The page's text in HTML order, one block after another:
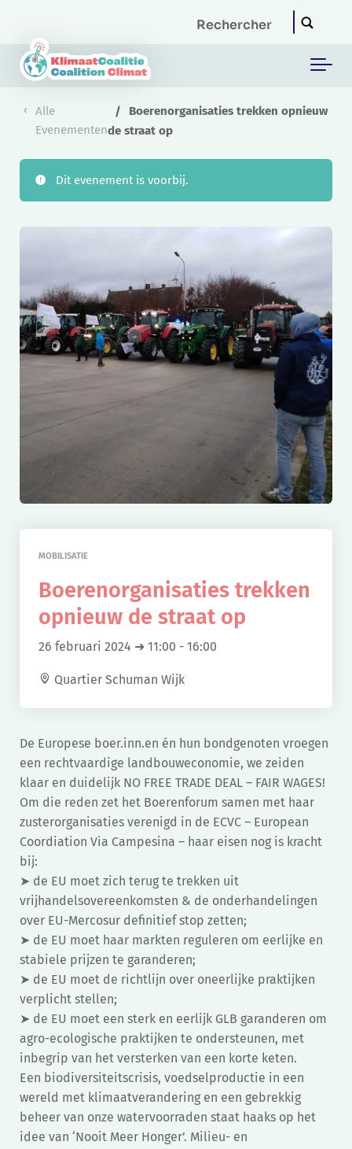
Alle
Evenementen
Boerenorganisaties trekken opnieuw
de straat op
Dit evenement is voorbij.
MOBILISATIE
Boerenorganisaties trekken
opnieuw de straat op
26 februari 2024 ➜ 11:00 - 16:00
Quartier Schuman Wijk
De Europese boer.inn.en én hun bondgenoten vroegen
een rechtvaardige landbouweconomie, we zeiden
klaar en duidelijk NO FREE TRADE DEAL – FAIR WAGES!
Om die reden zet het Boerenforum samen met haar
zusterorganisaties verenigd in de ECVC – European
Coordiation Via Campesina – haar eisen nog is kracht
bij:
➤ de EU moet zich terug te trekken uit
vrijhandelsovereenkomsten & de onderhandelingen
over EU-Mercosur definitief stop zetten;
➤ de EU moet haar markten reguleren om eerlijke en
stabiele prijzen te garanderen;
➤ de EU moet de richtlijn over oneerlijke praktijken
verplicht stellen;
➤ de EU moet een sterk en eerlijk GLB garanderen om
agro-ecologische praktijken te ondersteunen, met
inbegrip van het versterken van een korte keten.
Een biodiversiteitscrisis, voedselproductie in een
wereld met klimaatverandering en een gebrekkig
beheer van onze watervoorraden staat haaks op het
idee van ‘Nooit Meer Honger’. Milieu- en